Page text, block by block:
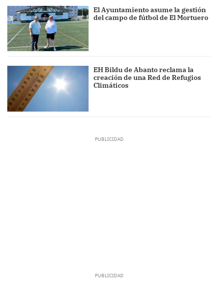
El Ayuntamiento asume la gestión
del campo de fútbol de El Mortuero
EH Bildu de Abanto reclama la
creación de una Red de Refugios
Climáticos